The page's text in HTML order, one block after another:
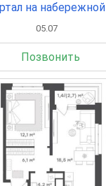
на набережной
05.07
Позвонить